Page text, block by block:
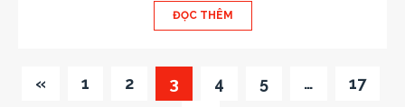
ĐỌC THÊM
« 1 2 3 4 5 …
17